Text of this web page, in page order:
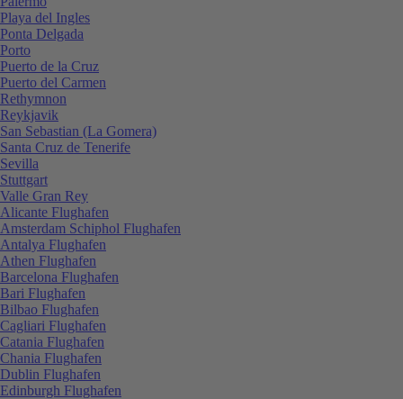
Playa del Ingles
Ponta Delgada
Porto
Puerto de la Cruz
Puerto del Carmen
Rethymnon
Reykjavik
San Sebastian (La Gomera)
Santa Cruz de Tenerife
Sevilla
Stuttgart
Valle Gran Rey
Alicante Flughafen
Amsterdam Schiphol Flughafen
Antalya Flughafen
Athen Flughafen
Barcelona Flughafen
Bari Flughafen
Bilbao Flughafen
Cagliari Flughafen
Catania Flughafen
Chania Flughafen
Dublin Flughafen
Edinburgh Flughafen